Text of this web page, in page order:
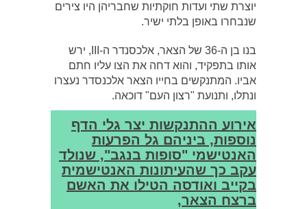
יוצרת שתי ועדות חוקתיות שחבריהן היו צירים
שנבחרו באופן בלתי ישיר.
בנו בן ה-36 של הצאר, אלכסנדר ה-III, ירש
אותו בתפקיד, והוא דחה את הצו עליו חתם
אביו. המתנקשים בחייו הצאר אלכנסדר נעצרו
ונתלו, ותנועת "רצון העם" דוכאה.
אירוע ההתנקשות יצר גלי הדף
נוספות, ביניהם גל הפרעות
האנטישמי "סופות בנגב", שנולד
עקב כך שהעיתונות האנטישמית
בקייב ואודסה הטילו את האשם
ברצח הצאר,